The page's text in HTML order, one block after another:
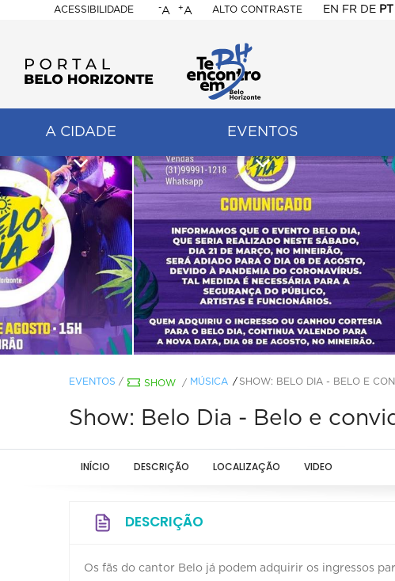
ACESSIBILIDADE
BELO
HORIZONTE
-A +A ALTO CONTRASTE EN FR DE PT
A CIDADE EVENTOS
EVENTOS / SHOW / MÚSICA SHOW: BELO DIA - BELO E
Show: Belo Dia - Belo e
INÍCIO DESCRIÇÃO LOCALIZAÇÃO VIDEO
DESCRIÇÃO
Os fãs do cantor Belo já podem adquirir os ingressos